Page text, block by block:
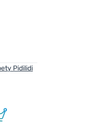
Pidilidi